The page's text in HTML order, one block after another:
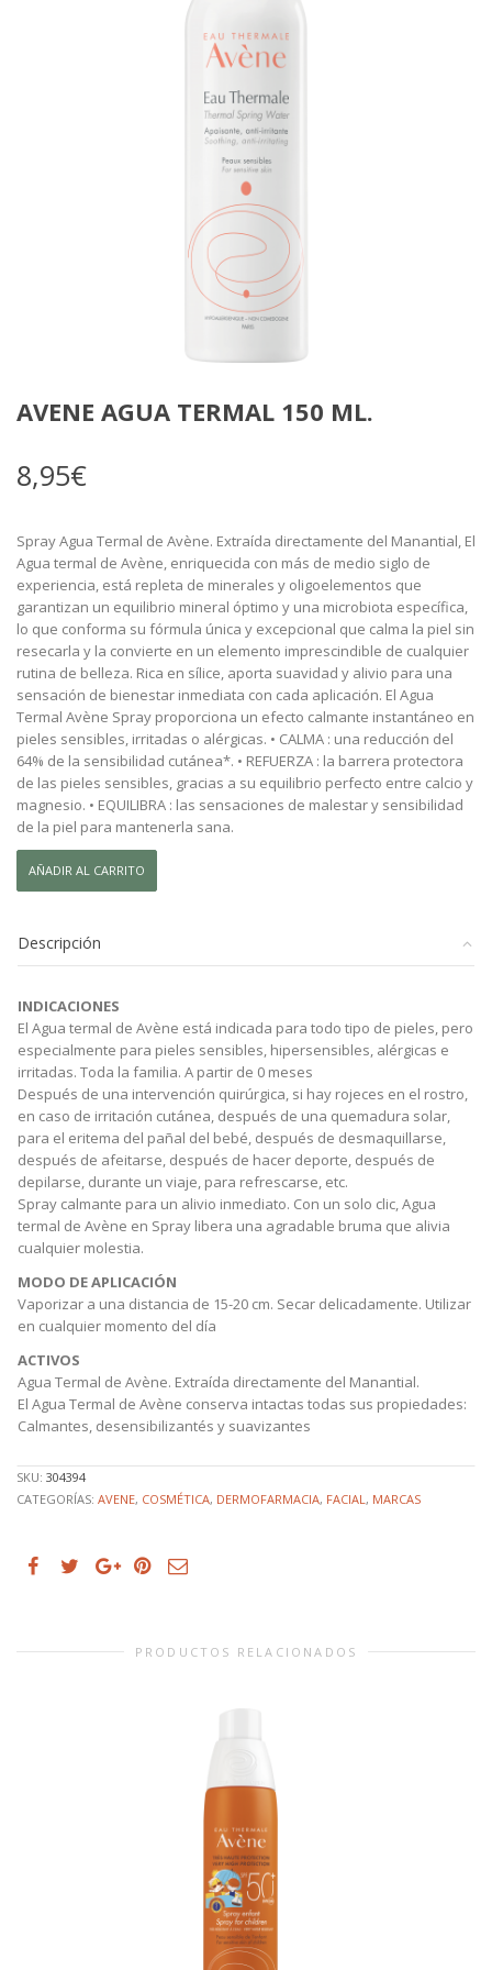
AVENE AGUA TERMAL 150 ML.
8,95€
Spray Agua Termal de Avène. Extraída directamente del Manantial, El
Agua termal de Avène, enriquecida con más de medio siglo de
experiencia, está repleta de minerales y oligoelementos que
garantizan un equilibrio mineral óptimo y una microbiota específica,
lo que conforma su fórmula única y excepcional que calma la piel sin
resecarla y la convierte en un elemento imprescindible de cualquier
rutina de belleza. Rica en sílice, aporta suavidad y alivio para una
sensación de bienestar inmediata con cada aplicación. El Agua
Termal Avène Spray proporciona un efecto calmante instantáneo en
pieles sensibles, irritadas o alérgicas. • CALMA : una reducción del
64% de la sensibilidad cutánea*. • REFUERZA : la barrera protectora
de las pieles sensibles, gracias a su equilibrio perfecto entre calcio y
magnesio. • EQUILIBRA : las sensaciones de malestar y sensibilidad
de la piel para mantenerla sana.
AVENE
AGUA
ML.
cantidad
AÑADIR AL CARRITO
Descripción
INDICACIONES
El Agua termal de Avène está indicada para todo tipo de pieles, pero
especialmente para pieles sensibles, hipersensibles, alérgicas e
irritadas. Toda la familia. A partir de 0 meses
Después de una intervención quirúrgica, si hay rojeces en el rostro,
en caso de irritación cutánea, después de una quemadura solar,
para el eritema del pañal del bebé, después de desmaquillarse,
después de afeitarse, después de hacer deporte, después de
depilarse, durante un viaje, para refrescarse, etc.
Spray calmante para un alivio inmediato. Con un solo clic, Agua
termal de Avène en Spray libera una agradable bruma que alivia
cualquier molestia.
MODO DE APLICACIÓN
Vaporizar a una distancia de 15-20 cm. Secar delicadamente. Utilizar
en cualquier momento del día
ACTIVOS
Agua Termal de Avène. Extraída directamente del Manantial.
El Agua Termal de Avène conserva intactas todas sus propiedades:
Calmantes, desensibilizantés y suavizantes
SKU: 304394
CATEGORÍAS: AVENE, COSMÉTICA, DERMOFARMACIA, FACIAL, MARCAS
PRODUCTOS RELACIONADOS